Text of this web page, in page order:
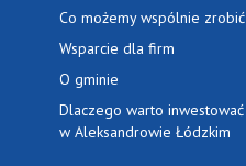
Co możemy wspólnie zrobić
Wsparcie dla firm
O gminie
Dlaczego warto inwestować
w Aleksandrowie Łódzkim